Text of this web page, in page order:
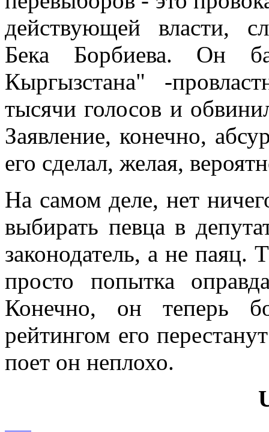
действующей власти,
Бека Борбиева. Он
Кыргызстана" -
тысячи голосов и
Заявление, конечно,
его сделал, желая,
На самом деле, нет
выбирать певца в
законодатель, а не паяц.
просто попытка
Конечно, он теперь
рейтингом его
поет он неплохо.